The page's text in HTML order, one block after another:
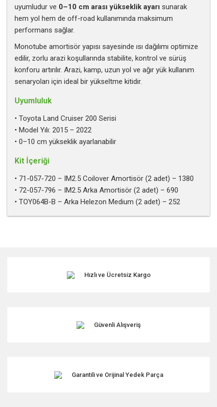
uyumludur ve 0–10 cm arası yükseklik ayarı sunarak
hem yol hem de off-road kullanımında maksimum
performans sağlar.
Monotube amortisör yapısı sayesinde ısı dağılımı optimize
edilir, zorlu arazi koşullarında stabilite, kontrol ve sürüş
konforu artırılır. Arazi, kamp, uzun yol ve ağır yük kullanım
senaryoları için ideal bir yükseltme kitidir.
Uyumluluk
• Toyota Land Cruiser 200 Serisi
• Model Yılı: 2015 – 2022
• 0–10 cm yükseklik ayarlanabilir
Kit İçeriği
• 71-057-720 – IM2.5 Coilover Amortisör (2 adet) – 1380
• 72-057-796 – IM2.5 Arka Amortisör (2 adet) – 690
• TOY064B-B – Arka Helezon Medium (2 adet) – 252
Ürün resmi kalitesiz, bozuk veya görüntülenemiyor.
Ürün fiyatı diğer sitelerden daha pahalı.
Hızlı ve Ücretsiz Kargo
Güvenli Alışveriş
Garantili ve Orijinal Yedek Parça